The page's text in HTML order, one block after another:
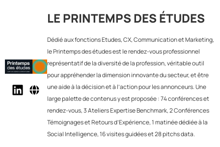
LE PRINTEMPS DES ÉTUDES
Dédié aux fonctions Etudes, CX, Communication et Marketing,
le Printemps des études est le rendez-vous professionnel
représentatif de la diversité de la profession, véritable outil
pour appréhender la dimension innovante du secteur, et être
une aide à la décision et à l’action pour les annonceurs. Une
large palette de contenus y est proposée : 74 conférences et
rendez-vous, 3 Ateliers Expertise Benchmark, 2 Conférences
Témoignages et Retours d’Expérience, 1 matinée dédiée à la
Social Intelligence, 16 visites guidées et 28 pitchs data.